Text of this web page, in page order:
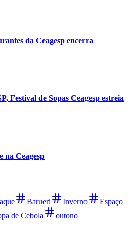
da Ceagesp encerra
Festival de Sopas Ceagesp estreia
na Ceagesp
Barueri Inverno
Espaço
de Cebola outono